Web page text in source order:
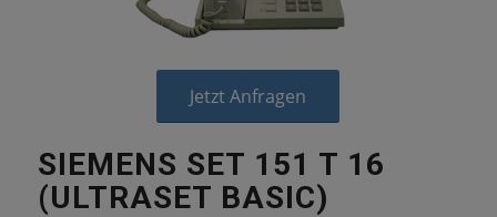
Jetzt Anfragen
SIEMENS SET 151 T 16
(ULTRASET BASIC)